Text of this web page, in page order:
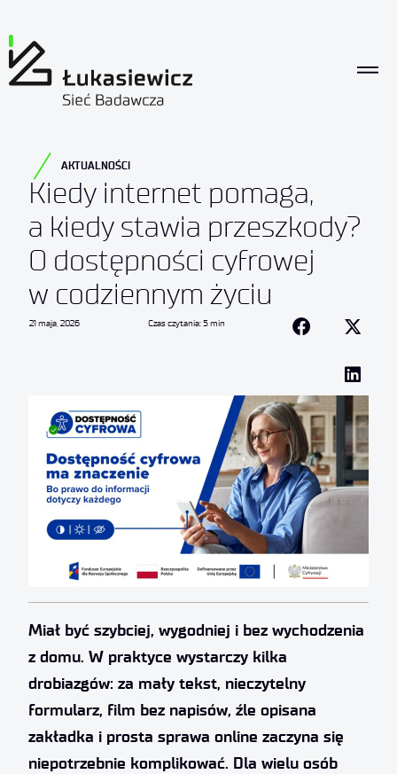
AKTUALNOŚCI
Kiedy internet pomaga,
a kiedy stawia przeszkody?
O dostępności cyfrowej
w codziennym życiu
21 maja, 2026 Czas czytania: 5 min
Miał być szybciej, wygodniej i bez wychodzenia
z domu. W praktyce wystarczy kilka
drobiazgów: za mały tekst, nieczytelny
formularz, film bez napisów, źle opisana
zakładka i prosta sprawa online zaczyna się
niepotrzebnie komplikować. Dla wielu osób